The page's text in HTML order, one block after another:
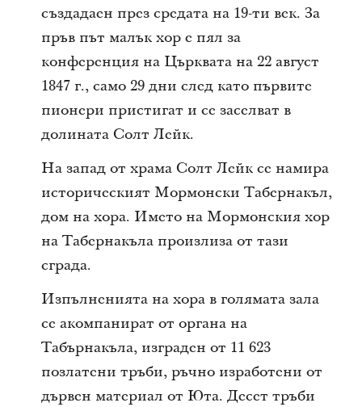
създадаен през средата на 19-ти век. За
пръв път малък хор е пял за
конференция на Църквата на 22 август
1847 г., само 29 дни след като първите
пионери пристигат и се заселват в
долината Солт Лейк.
На запад от храма Солт Лейк се намира
историческият Мормонски Табернакъл,
дом на хора. Името на Мормонския хор
на Табернакъла произлиза от тази
сграда.
Изпълненията на хора в голямата зала
се акомпанират от органа на
Табърнакъла, изграден от 11 623
позлатени тръби, ръчно изработени от
дървен материал от Юта. Десет тръби